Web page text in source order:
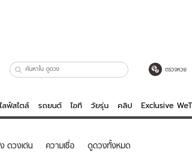
ตรวจหวย
ไลฟ์สไตล์ รถยนต์ ไอที วัยรุ่น คลิป Exclusive
ไลฟ์สไตล์
ดวงเด่น ความเชื่อ ดูดวงทั้งหมด